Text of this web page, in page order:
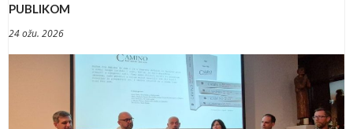
PUBLIKOM
24 ožu. 2026